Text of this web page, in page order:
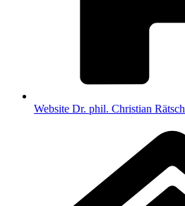
Web­site Dr. phil. Chris­ti­an Rätsch